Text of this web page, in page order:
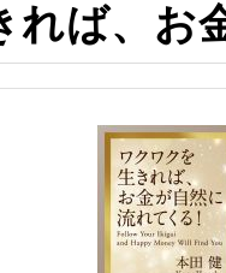
れば、お